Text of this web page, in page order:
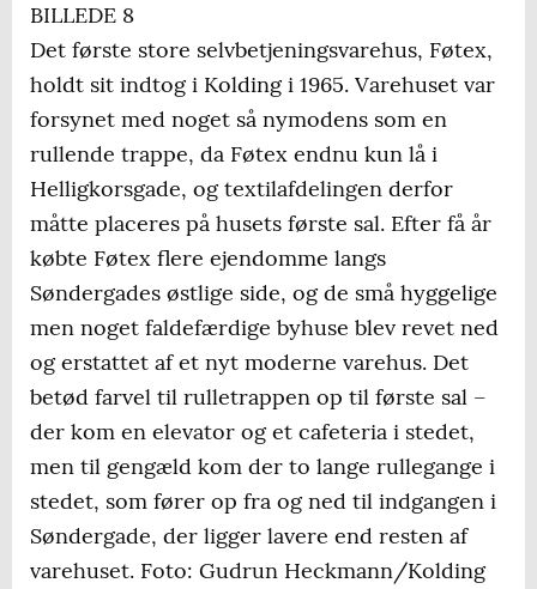
BILLEDE 8
Det første store selvbetjeningsvarehus, Føtex,
holdt sit indtog i Kolding i 1965. Varehuset var
forsynet med noget så nymodens som en
rullende trappe, da Føtex endnu kun lå i
Helligkorsgade, og textilafdelingen derfor
måtte placeres på husets første sal. Efter få år
købte Føtex flere ejendomme langs
Søndergades østlige side, og de små hyggelige
men noget faldefærdige byhuse blev revet ned
og erstattet af et nyt moderne varehus. Det
betød farvel til rulletrappen op til første sal –
der kom en elevator og et cafeteria i stedet,
men til gengæld kom der to lange rullegange i
stedet, som fører op fra og ned til indgangen i
Søndergade, der ligger lavere end resten af
varehuset. Foto: Gudrun Heckmann/Kolding